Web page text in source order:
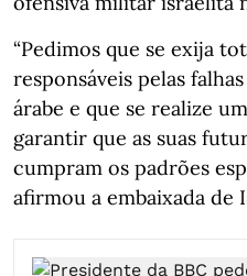
“Pedimos que se exija
responsáveis pelas
árabe e que se realize
garantir que as suas
cumpram os padrões
afirmou a embaixada de